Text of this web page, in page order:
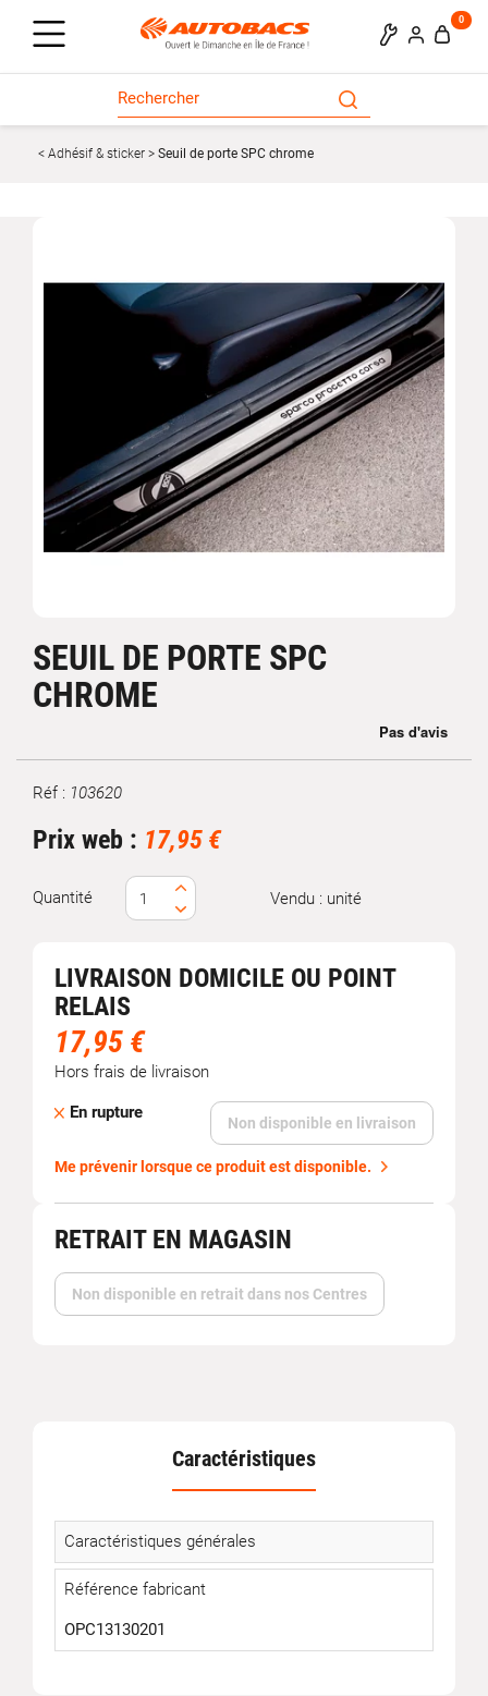
0
Adhésif & sticker Seuil de porte SPC chrome
SEUIL DE PORTE SPC
CHROME
Marque
Réf : 103620
Prix web : 17,95 €
Quantité Vendu : unité
LIVRAISON DOMICILE OU POINT
RELAIS
17,95 €
Hors frais de livraison
En rupture
Non disponible en livraison
Me prévenir lorsque ce produit est disponible.
RETRAIT EN MAGASIN
Non disponible en retrait dans nos Centres
Caractéristiques
Caractéristiques générales
Référence fabricant
OPC13130201